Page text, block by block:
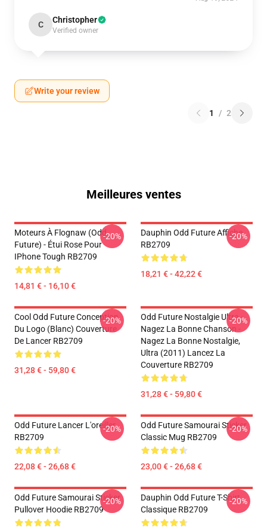
C Christopher
Verified owner
Write your review
1 / 2
Meilleures ventes
Moteurs À Flognaw (Odd
Future) - Étui Rose Pour
IPhone Tough RB2709
14,81 € - 16,10 €
-20%
Dauphin Odd Future Affiche
RB2709
18,21 € - 42,22 €
-20%
Cool Odd Future Conception
Du Logo (blanc) Couverture
De Lancer RB2709
31,28 € - 59,80 €
-20%
Odd Future Nostalgie Ultra -
Nagez La Bonne Chanson -
Nagez La Bonne Nostalgie,
Ultra (2011) Lancez La
Couverture RB2709
31,28 € - 59,80 €
-20%
Odd Future Lancer L'oreiller
RB2709
22,08 € - 26,68 €
-20%
Odd Future Samourai Sticker
Classic Mug RB2709
23,00 € - 26,68 €
-20%
Odd Future Samourai Sticker
Pullover Hoodie RB2709
-20%
Dauphin Odd Future T-Shirt
Classique RB2709
-20%